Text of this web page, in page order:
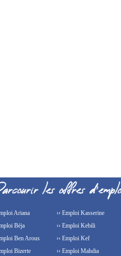
Ariana
Béja
Ben Arous
Bizerte
›› Emploi Kasserine
›› Emploi Kebili
›› Emploi Kef
›› Emploi Mahdia